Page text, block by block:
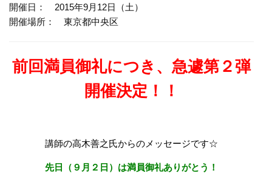
開催日： 2015年9月12日（土）
開催場所： 東京都中央区
前回満員御礼につき、急遽第２弾
開催決定！！
講師の高木善之氏からのメッセージです☆
先日（９月２日）は満員御礼ありがとう！